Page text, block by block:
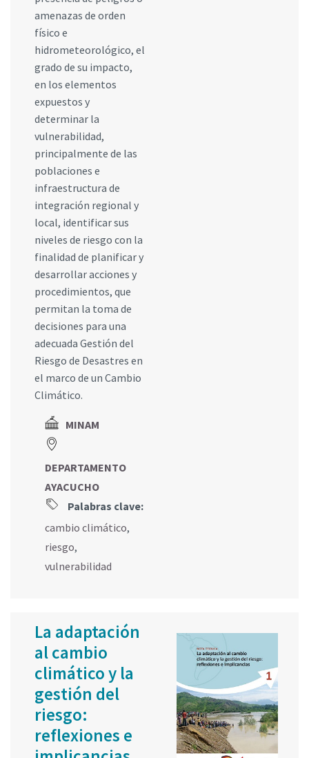
amenazas de orden
físico e
hidrometeorológico, el
grado de su impacto,
en los elementos
expuestos y
determinar la
vulnerabilidad,
principalmente de las
poblaciones e
infraestructura de
integración regional y
local, identificar sus
niveles de riesgo con la
finalidad de planificar y
desarrollar acciones y
procedimientos, que
permitan la toma de
decisiones para una
adecuada Gestión del
Riesgo de Desastres en
el marco de un Cambio
Climático.
MINAM
DEPARTAMENTO
AYACUCHO
Palabras clave:
cambio climático,
riesgo,
vulnerabilidad
La adaptación
al cambio
climático y la
gestión del
riesgo:
reflexiones e